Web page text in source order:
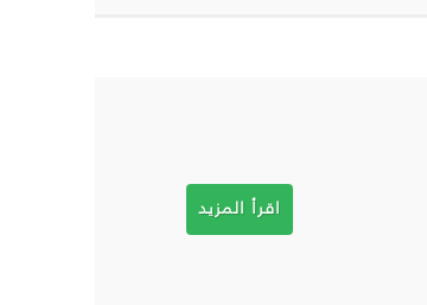
اقرأ المزيد